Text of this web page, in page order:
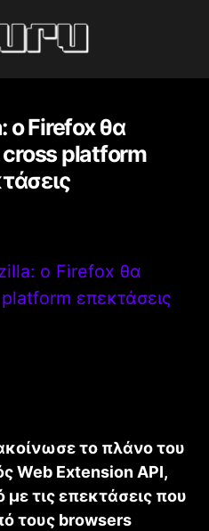
ο Firefox θα
cross platform
ο Firefox θα
επεκτάσεις
το πλάνο του
Web Extension API,
τις επεκτάσεις που
τους browsers